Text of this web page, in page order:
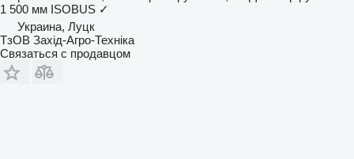
1 500 мм ISOBUS ✓
Украина, Луцк
ТзОВ Захід-Агро-Техніка
Связаться с продавцом